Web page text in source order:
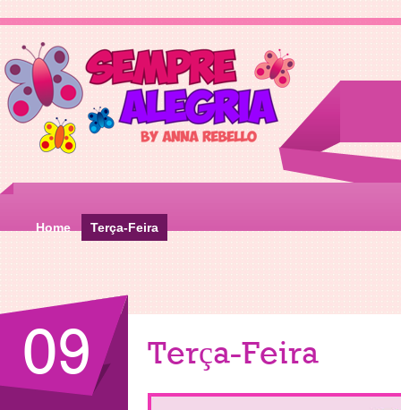
Home Terça-Feira
09 Terça-Feira